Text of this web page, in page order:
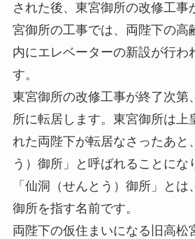
された後、東宮御所の改修工事
宮御所の工事では、両陛下の高
内にエレベーターの新設が行わ
す。
東宮御所の改修工事が終了次第
所に転居します。東宮御所は上
れた両陛下が転居なさったあと
う）御所」と呼ばれることにな
「仙洞（せんとう）御所」と
御所を指す名前です。
両陛下の仮住まいになる旧高松